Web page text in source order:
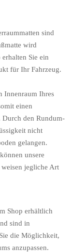
sind
wird
Sie ein
für Ihr Fahrzeug.
Innenraum Ihres
einen
Durch den Rundum-
nicht
gelangen.
unsere
weisen jegliche Art
Shop erhältlich
sind in
die Möglichkeit,
anzupassen.